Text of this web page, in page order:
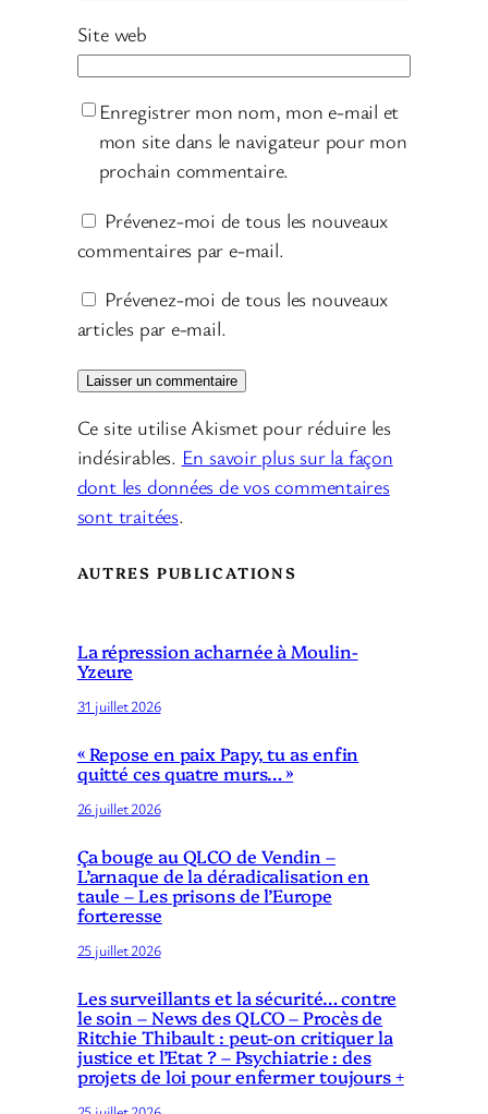
Site web
Enregistrer mon nom, mon e-mail et
mon site dans le navigateur pour mon
prochain commentaire.
Prévenez-moi de tous les nouveaux
commentaires par e-mail.
Prévenez-moi de tous les nouveaux
articles par e-mail.
Ce site utilise Akismet pour réduire les
indésirables. En savoir plus sur la façon
dont les données de vos commentaires
sont traitées.
AUTRES PUBLICATIONS
La répression acharnée à Moulin-
Yzeure
31 juillet 2026
« Repose en paix Papy, tu as enfin
quitté ces quatre murs… »
26 juillet 2026
Ça bouge au QLCO de Vendin –
L’arnaque de la déradicalisation en
taule – Les prisons de l’Europe
forteresse
25 juillet 2026
Les surveillants et la sécurité… contre
le soin – News des QLCO – Procès de
Ritchie Thibault : peut-on critiquer la
justice et l’Etat ? – Psychiatrie : des
projets de loi pour enfermer toujours +